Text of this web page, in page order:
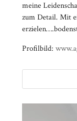
meine
zum Detail. Mit
Profilbild: